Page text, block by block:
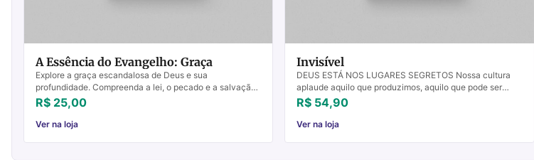
A Essência do Evangelho: Graça
Explore a graça escandalosa de Deus e sua
profundidade. Compreenda a lei, o pecado e a salvação.
Adquira já e transforme sua fé!
R$ 25,00
Ver na loja
Invisível
DEUS ESTÁ NOS LUGARES SEGRETOS Nossa cultura
aplaude aquilo que produzimos, aquilo que pode ser
quantificado, aquilo que postamos nas mídias sociais.
Por iss...
R$ 54,90
Ver na loja